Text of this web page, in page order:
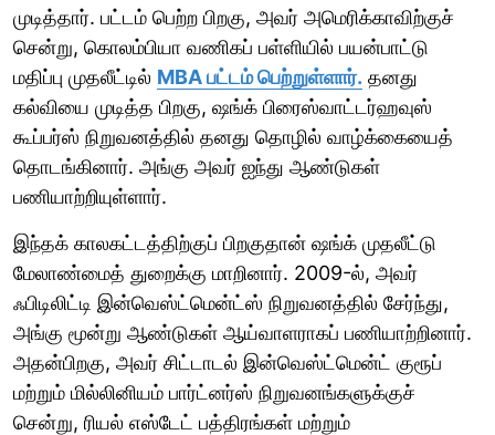
முடித்தார். பட்டம் பெற்ற பிறகு, அவர் அமெரிக்காவிற்குச்
சென்று, கொலம்பியா வணிகப் பள்ளியில் பயன்பாட்டு
மதிப்பு முதலீட்டில் MBA பட்டம் பெற்றுள்ளார். தனது
கல்வியை முடித்த பிறகு, ஷங்க் பிரைஸ்வாட்டர்ஹவுஸ்
கூப்பர்ஸ் நிறுவனத்தில் தனது தொழில் வாழ்க்கையைத்
தொடங்கினார். அங்கு அவர் ஐந்து ஆண்டுகள்
பணியாற்றியுள்ளார்.
இந்தக் காலகட்டத்திற்குப் பிறகுதான் ஷங்க் முதலீட்டு
மேலாண்மைத் துறைக்கு மாறினார். 2009-ல், அவர்
ஃபிடிலிட்டி இன்வெஸ்ட்மென்ட்ஸ் நிறுவனத்தில் சேர்ந்து,
அங்கு மூன்று ஆண்டுகள் ஆய்வாளராகப் பணியாற்றினார்.
அதன்பிறகு, அவர் சிட்டாடல் இன்வெஸ்ட்மென்ட் குரூப்
மற்றும் மில்லினியம் பார்ட்னர்ஸ் நிறுவனங்களுக்குச்
சென்று, ரியல் எஸ்டேட் பத்திரங்கள் மற்றும்